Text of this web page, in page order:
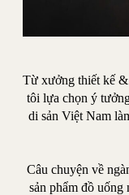
Từ xưởng thiết kế
tôi lựa chọn ý
di sản Việt Nam
Câu chuyện về
sản phẩm đồ